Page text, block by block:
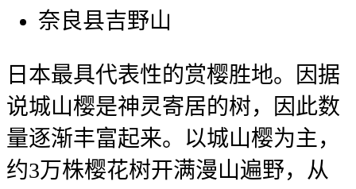
奈良县吉野山
日本最具代表性的赏樱胜地。因据
说城山樱是神灵寄居的树，因此数
量逐渐丰富起来。以城山樱为主，
约3万株樱花树开满漫山遍野，从